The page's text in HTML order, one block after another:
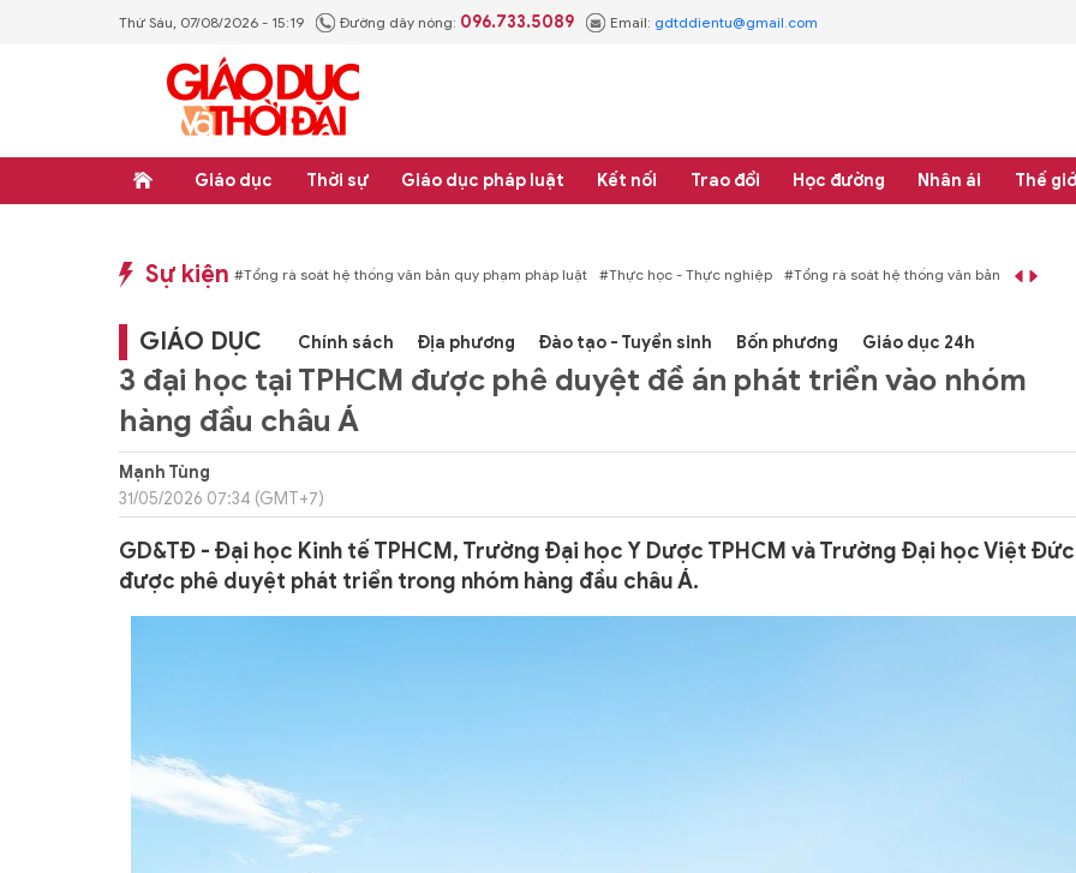
Thứ Sáu, 07/08/2026 - 15:19 Đường dây nóng: 096.733.5089 Email: gdtddientu@gmail.com
Giáo dục Thời sự Giáo dục pháp luật Kết nối Trao đổi Học đường Nhân ái Thế
Sự kiện
văn bản quy phạm pháp luật #Thực học - Thực nghiệp #Tổng rà soát hệ thống văn bản quy phạm pháp luật #Thực học - Thực nghiệp #Tổng rà soát
GIÁO DỤC Chính sách Địa phương Đào tạo - Tuyển sinh Bốn phương Giáo dục 24h
3 đại học tại TPHCM được phê duyệt đề án phát triển vào nhóm
hàng đầu châu Á
Mạnh Tùng
31/05/2026 07:34 (GMT+7)
GD&TĐ - Đại học Kinh tế TPHCM, Trường Đại học Y Dược TPHCM và Trường Đại học Việt Đức
được phê duyệt phát triển trong nhóm hàng đầu châu Á.